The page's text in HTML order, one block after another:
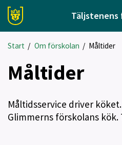
Täljstenens
Start / Om förskolan / Måltider
Måltider
Måltidsservice driver
Glimmerns förskolans kök.